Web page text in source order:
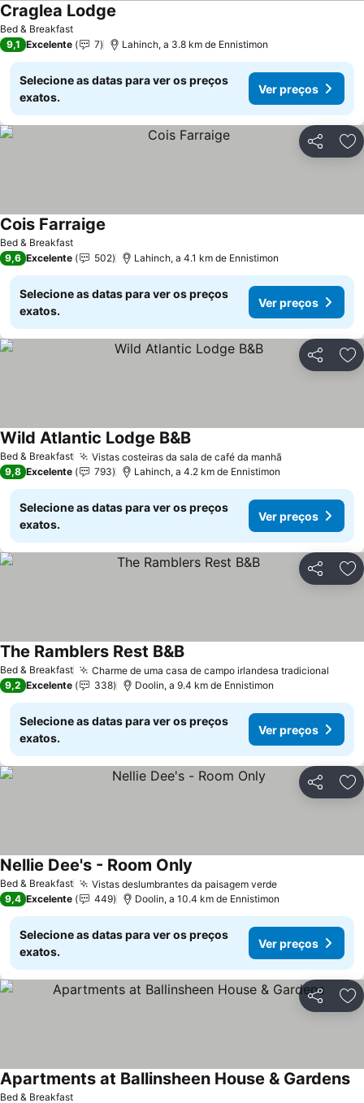
Bed & Breakfast
Craglea Lodge
9,1 Excelente 7 Lahinch, a 3.8 km de Ennistimon
Selecione as datas para ver os preços
exatos.
Ver preços
Partilhar
Bed & Breakfast
Cois Farraige
9,6 Excelente 502 Lahinch, a 4.1 km de Ennistimon
Selecione as datas para ver os preços
exatos.
Ver preços
Partilhar
Bed & Breakfast Vistas costeiras da sala de café da manhã
Wild Atlantic Lodge B&B
9,8 Excelente 793 Lahinch, a 4.2 km de Ennistimon
Selecione as datas para ver os preços
exatos.
Ver preços
Partilhar
Bed & Breakfast Charme de uma casa de campo irlandesa tradicional
The Ramblers Rest B&B
9,2 Excelente 338 Doolin, a 9.4 km de Ennistimon
Selecione as datas para ver os preços
exatos.
Ver preços
Partilhar
Bed & Breakfast Vistas deslumbrantes da paisagem verde
Nellie Dee's - Room Only
9,4 Excelente 449 Doolin, a 10.4 km de Ennistimon
Selecione as datas para ver os preços
exatos.
Ver preços
Partilhar
Bed & Breakfast
Apartments at Ballinsheen House & Gardens